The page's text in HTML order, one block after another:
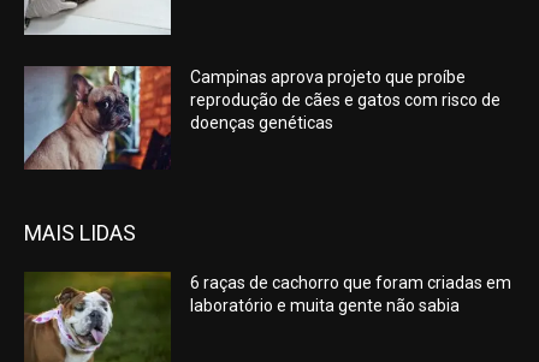
Campinas aprova projeto que proíbe
reprodução de cães e gatos com risco de
doenças genéticas
MAIS LIDAS
6 raças de cachorro que foram criadas em
laboratório e muita gente não sabia